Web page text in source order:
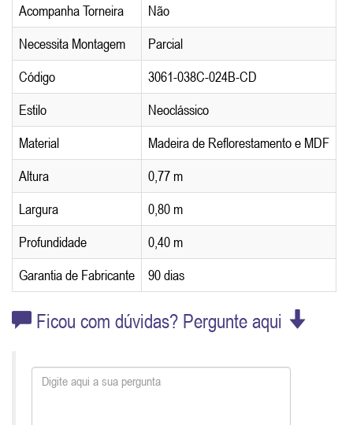
Acompanha Torneira
Não
Necessita Montagem
Parcial
Código
3061-038C-024B-CD
Estilo
Neoclássico
Material
Madeira de Reflorestamento e MDF
Altura
0,77 m
Largura
0,80 m
Profundidade
0,40 m
Garantia de Fabricante
90 dias
Ficou com dúvidas? Pergunte aqui